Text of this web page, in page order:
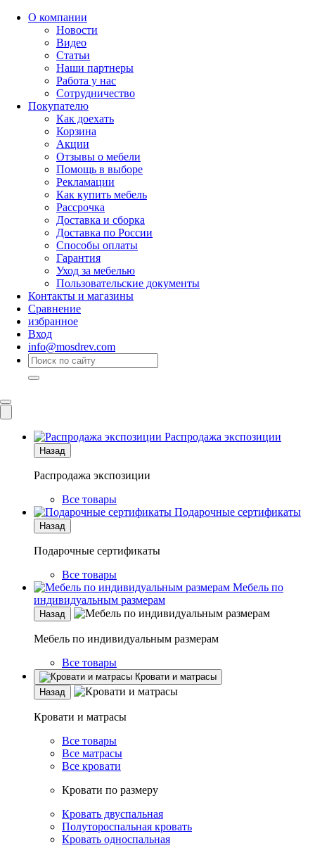
О компании
Новости
Видео
Статьи
Наши партнеры
Работа у нас
Сотрудничество
Покупателю
Как доехать
Корзина
Акции
Отзывы о мебели
Помощь в выборе
Рекламации
Как купить мебель
Рассрочка
Доставка и сборка
Доставка по России
Способы оплаты
Гарантия
Уход за мебелью
Пользовательские документы
Контакты и магазины
Сравнение
избранное
Вход
info@mosdrev.com
Распродажа экспозиции
Назад
Распродажа экспозиции
Все товары
Подарочные сертификаты
Назад
Подарочные сертификаты
Все товары
Мебель по
индивидуальным размерам
Назад
Мебель по индивидуальным размерам
Все товары
Кровати и матрасы
Назад
Кровати и матрасы
Все товары
Все матрасы
Все кровати
Кровати по размеру
Кровать двуспальная
Полутороспальная кровать
Кровать односпальная